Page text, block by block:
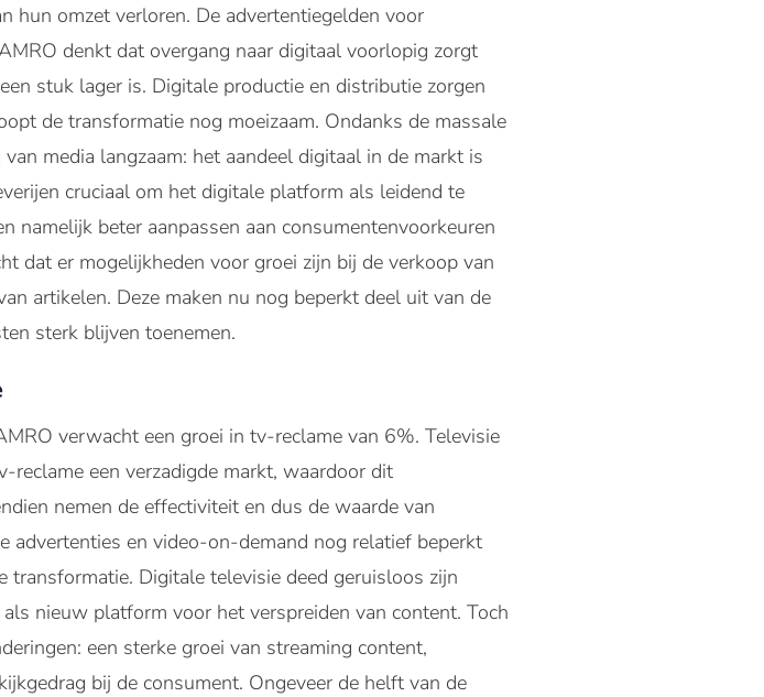
hun omzet verloren. De advertentiegelden voor
denkt dat overgang naar digitaal voorlopig zorgt
stuk lager is. Digitale productie en distributie zorgen
de transformatie nog moeizaam. Ondanks de massale
media langzaam: het aandeel digitaal in de markt is
cruciaal om het digitale platform als leidend te
namelijk beter aanpassen aan consumentenvoorkeuren
dat er mogelijkheden voor groei zijn bij de verkoop van
artikelen. Deze maken nu nog beperkt deel uit van de
sterk blijven toenemen.
verwacht een groei in tv-reclame van 6%. Televisie
een verzadigde markt, waardoor dit
nemen de effectiviteit en dus de waarde van
en video-on-demand nog relatief beperkt
Digitale televisie deed geruisloos zijn
nieuw platform voor het verspreiden van content. Toch
een sterke groei van streaming content,
bij de consument. Ongeveer de helft van de